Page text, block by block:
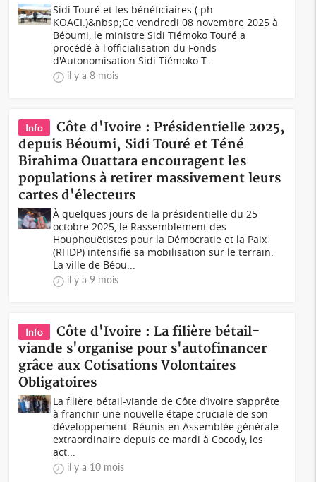
Sidi Touré et les bénéficiaires (.ph
KOACI.)&nbsp;Ce vendredi 08 novembre 2025 à
Béoumi, le ministre Sidi Tiémoko Touré a
procédé à l'officialisation du Fonds
d'Autonomisation Sidi Tiémoko T...
il y a 8 mois
Info
Côte d'Ivoire : Présidentielle 2025,
depuis Béoumi, Sidi Touré et Téné
Birahima Ouattara encouragent les
populations à retirer massivement leurs
cartes d'électeurs
À quelques jours de la présidentielle du 25
octobre 2025, le Rassemblement des
Houphouëtistes pour la Démocratie et la Paix
(RHDP) intensifie sa mobilisation sur le terrain.
La ville de Béou...
il y a 9 mois
Info
Côte d'Ivoire : La filière bétail-
viande s'organise pour s'autofinancer
grâce aux Cotisations Volontaires
Obligatoires
La filière bétail-viande de Côte d’Ivoire s’apprête
à franchir une nouvelle étape cruciale de son
développement. Réunis en Assemblée générale
extraordinaire depuis ce mardi à Cocody, les
act...
il y a 10 mois